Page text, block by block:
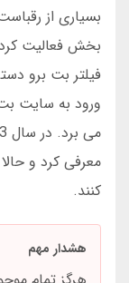
بخش فعالیت
فیلتر بت برو
ورود به سایت بت
معرفی کرد و
کنند.
هشدار مهم